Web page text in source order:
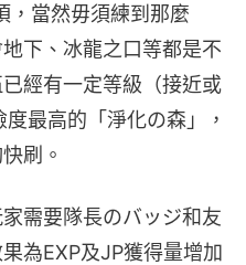
，當然毋須練到那麼
下、冰龍之口等都是不
經有一定等級（接近或
最高的「淨化の森」，
刷。
需要隊長のバッジ和友
為EXP及JP獲得量增加